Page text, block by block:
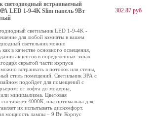
светодиодный встраиваемый
LED 1-9-4K Slim панель 9Вт
светильник LED 1-9-4K -
для любой комнаты в вашем
светильник можно
как в качестве основного освещения,
акцентов в определенных зонах
скрытой части корпуса
встраивать в потолок или стены,
стиль помещений. Светильник ЭРА с
подойдет для помещений с
от лофта до модерна,
или минимализма. Цветовая
4000К, она оптимальна для
их испытывать дискомфорт.
мощность лампы – 9 Вт. Корпус
302.87 руб